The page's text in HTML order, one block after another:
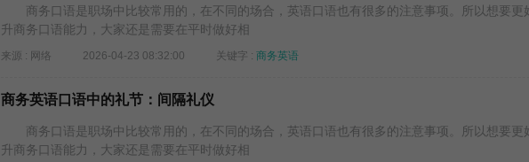
商务口语是职场中比较常用的，在不同的场合，英语口语也有很多的注意事项。所以想要更
升商务口语能力，大家还是需要在平时做好相
来源 : 网络 2026-04-23 08:32:00 关键字 : 商务英语
商务英语口语中的礼节：间隔礼仪
商务口语是职场中比较常用的，在不同的场合，英语口语也有很多的注意事项。所以想要更
升商务口语能力，大家还是需要在平时做好相